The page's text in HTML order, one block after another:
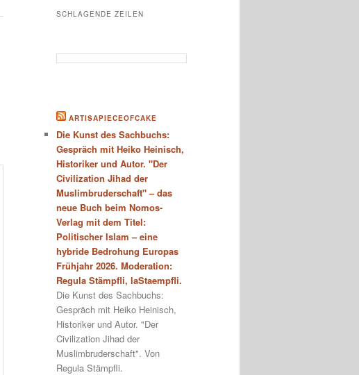
SCHLAGENDE ZEILEN
ARTISAPIECEOFCAKE
Die Kunst des Sachbuchs:
Gespräch mit Heiko Heinisch,
Historiker und Autor. "Der
Civilization Jihad der
Muslimbruderschaft" – das
neue Buch beim Nomos-
Verlag mit dem Titel:
Politischer Islam – eine
hybride Bedrohung Europas
Frühjahr 2026. Moderation:
Regula Stämpfli, laStaempfli.
Die Kunst des Sachbuchs:
Gespräch mit Heiko Heinisch,
Historiker und Autor. "Der
Civilization Jihad der
Muslimbruderschaft". Von
Regula Stämpfli.